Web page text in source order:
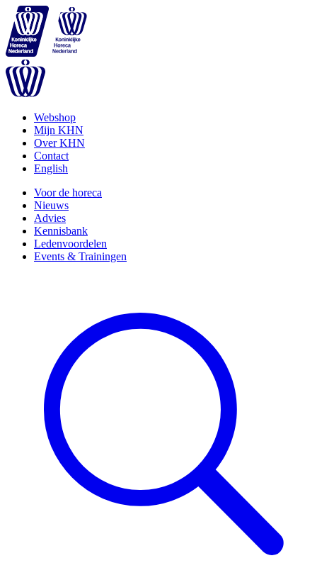
Webshop
Mijn KHN
Over KHN
Contact
English
Voor de horeca
Nieuws
Advies
Kennisbank
Ledenvoordelen
Events & Trainingen